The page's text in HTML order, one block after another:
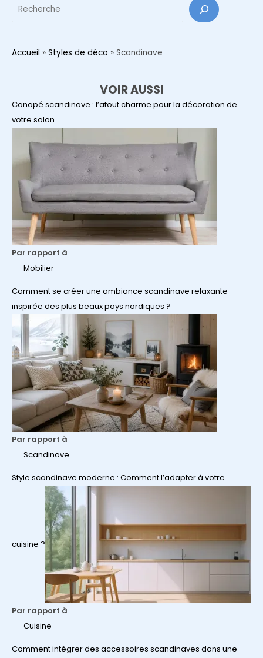
Accueil » Styles de déco » Scandinave
VOIR AUSSI
Canapé scandinave : l’atout charme pour la décoration de
votre salon
Par rapport à
Mobilier
Comment se créer une ambiance scandinave relaxante
inspirée des plus beaux pays nordiques ?
Par rapport à
Scandinave
Style scandinave moderne : Comment l’adapter à votre
cuisine ?
Par rapport à
Cuisine
Comment intégrer des accessoires scandinaves dans une